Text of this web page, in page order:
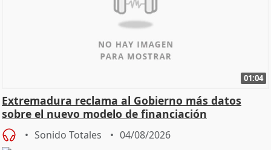
01:04
Extremadura reclama al Gobierno más datos
sobre el nuevo modelo de financiación
Sonido Totales 04/08/2026